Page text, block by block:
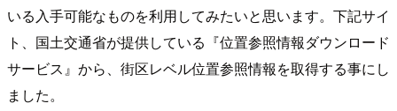
いる入手可能なものを利用してみたいと思います。下記サイ
ト、国土交通省が提供している『位置参照情報ダウンロード
サービス』から、街区レベル位置参照情報を取得する事にし
ました。